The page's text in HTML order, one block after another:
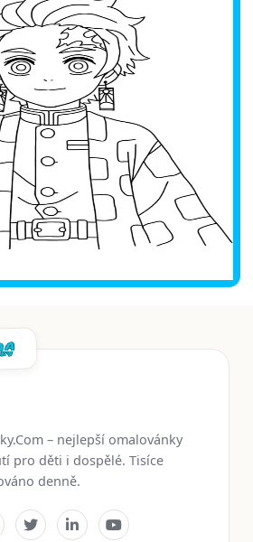
– nejlepší omalovánky
pro děti i dospělé. Tisíce
denně.